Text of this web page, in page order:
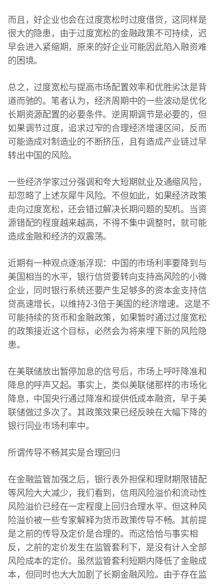
而且，好企业也会在过度宽松时过度借贷，这同样是
很大的隐患，由于过度宽松的金融政策不可持续，迟
早会进入紧缩期，原来的好企业可能因此陷入融资难
的困境。
总之，过度宽松与提高市场配置效率和优胜劣汰是背
道而驰的。笔者认为，经济周期中的一些波动是优化
长期资源配置的必要条件。逆周期调节是必要的，但
如果调节过度，追求过窄的合理经济增速区间，反而
可能造成对制造业的不断挤压，且有造成产业链过早
转出中国的风险。
一些经济学家过分强调和夸大短期就业及通缩风险，
却忽略了上述灰犀牛风险。不但如此，如果经济政策
走向过度宽松，还会错过解决长期问题的契机。当资
源错配的程度越来越高，不得不集中调整时，就可能
造成金融和经济的双震荡。
近期有一种观点逐渐浮现：中国的市场利率要降到与
美国相当的水平，银行信贷要转向支持高风险的小微
企业，同时银行系统还要产生足够多的资本金支持信
贷高速增长，以维持2-3倍于美国的经济增速。这是不
可能持续的货币和金融政策，如果暂时通过过度宽松
的政策接近这个目标，必然会为将来埋下新的风险隐
患。
在美联储放出暂停加息的信号后，市场上呼吁降准和
降息的呼声又起。事实上，类似美联储那样的市场化
降息，中国央行通过降准和提供低成本融资，早于美
联储做过多次了。其政策效果已经反映在大幅下降的
银行同业市场利率中。
所谓传导不畅其实是合理回归
在金融监管加强之后，银行表外担保和理财期限错配
等风险大大减少，我们看到，信用风险溢价和流动性
风险溢价已经在一定程度上回归合理水平。但这种风
险溢价被一些专家解释为货币政策传导不畅。其前提
是之前的传导及定价是合理的。而这恰恰与事实相
反，之前的定价发生在监管套利下，是没有计入全部
风险成本的定价。虽然监管套利短期内降低了金融成
本，但同时也大大加剧了长期金融风险。由于存在监